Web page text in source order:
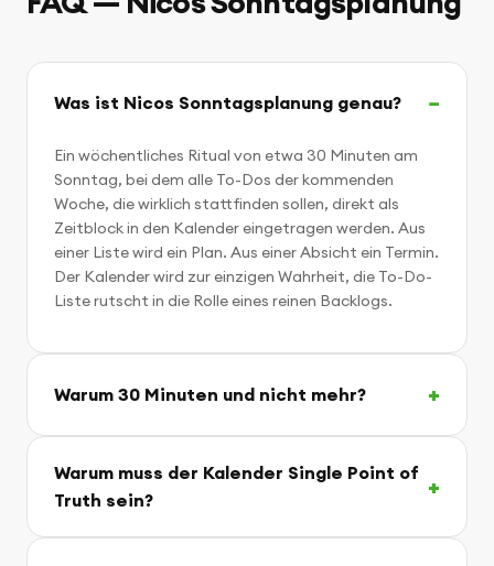
Was ist Nicos Sonntagsplanung genau?
Ein wöchentliches Ritual von etwa 30 Minuten am
Sonntag, bei dem alle To-Dos der kommenden
Woche, die wirklich stattfinden sollen, direkt als
Zeitblock in den Kalender eingetragen werden. Aus
einer Liste wird ein Plan. Aus einer Absicht ein Termin.
Der Kalender wird zur einzigen Wahrheit, die To-Do-
Liste rutscht in die Rolle eines reinen Backlogs.
Warum 30 Minuten und nicht mehr?
Warum muss der Kalender Single Point of
Truth sein?